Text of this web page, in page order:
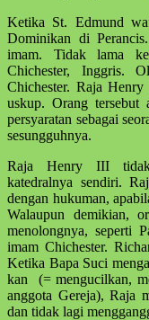
Ketika St. Edmund
Dominikan di
imam. Tidak lama
Chichester, Inggris.
Chichester. Raja
uskup. Orang tersebut
persyaratan sebagai
sesungguhnya.
Raja Henry III tidak
katedralnya sendiri.
dengan hukuman,
Walaupun demikian,
menolongnya, seperti
imam Chichester.
Ketika Bapa Suci
kan (= mengucilkan,
anggota Gereja), Raja
dan tidak lagi